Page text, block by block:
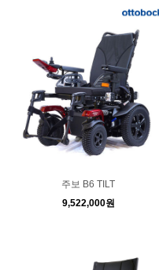
주보 B6 TILT
9,522,000원